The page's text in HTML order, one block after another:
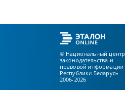
© Национальный центр
законодательства и
правовой информации
Республики Беларусь
2006-2026